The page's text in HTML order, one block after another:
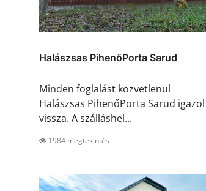
Halászsas PihenőPorta Sarud
Minden foglalást közvetlenül
Halászsas PihenőPorta Sarud igazol
vissza. A szálláshel...
1984 megtekintés